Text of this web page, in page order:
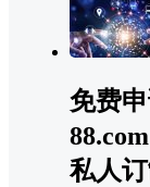
免费
私人订